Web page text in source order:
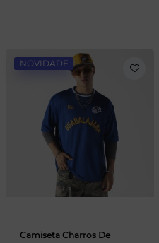
NOVIDADE
Camiseta Charros De